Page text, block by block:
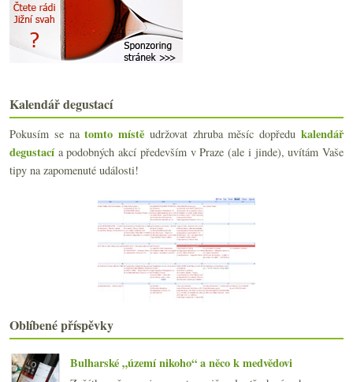
Mořsky šumivé i tiché a temně rudé Španělsko
Jiné víno s pozvánkou na ochutnávku
Ryzlinky a večeře u Polzů
Třikrát Francie – Weid, Montus a bio sekt
Vinař roku 2010 s mistry vína
Dvě červená z Vinařského dvora
Geneticky modifikovaní hlupáci?
Německý ryzlink osmkrát jinak
Kanadské červené co bych pil i častěji
Alkoholické pohovory, sherry pokutovaná, Moldávie ...
Scuk v Las Adelitas
Monzunová bílá směska a vzpomínka na vitacit
O slepé jistotě nad báječnými pinoty
Výsledky ankety „Ceny zahraničních vín na našem trhu“
Kdo hledal bordel na Mělníce?
Konvenční Španělsko a ujeté Slovinsko
Velká vína severní a jižní Rhôny
Zklamání z romantické vesničky
►července(14)
Kalendář degustací
Pokusím se natomto místě udržovat zhruba měsíc dopředukalendář
degustacía podobných akcí především v Praze (ale i jinde), uvítám Vaše
tipy na zapomenuté události!
Oblíbené příspěvky
Bulharské „území nikoho“ a něco k medvědovi